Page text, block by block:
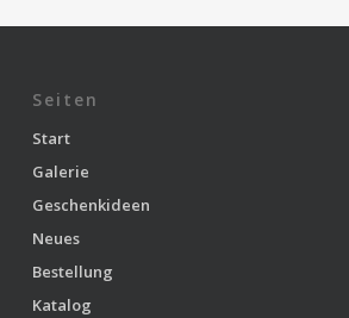
Seiten
Start
Galerie
Geschenkideen
Neues
Bestellung
Katalog